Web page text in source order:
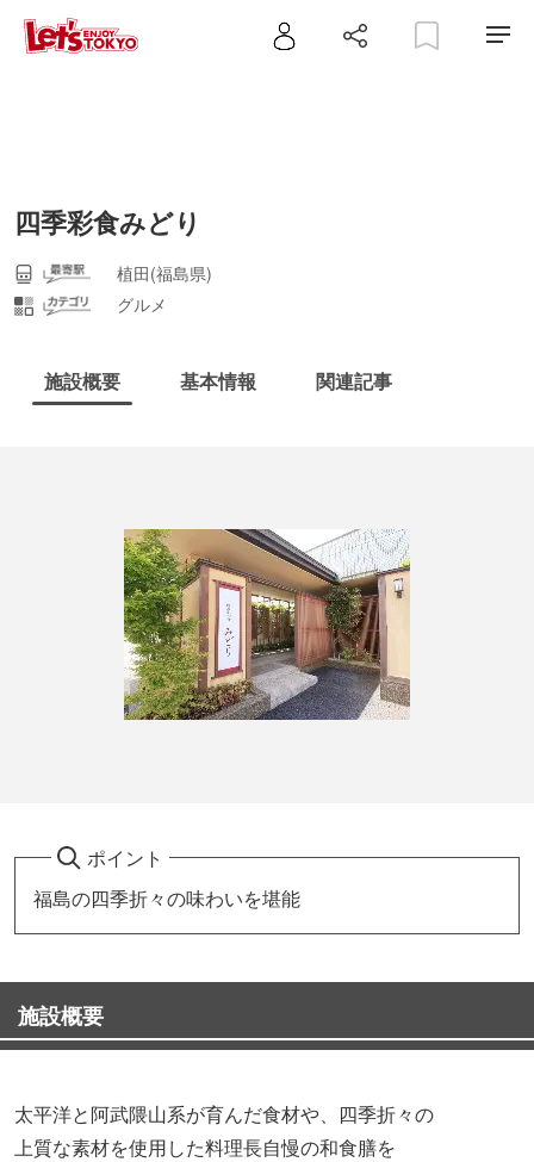
四季彩食みどり
植田(福島県)
グルメ
施設概要 基本情報 関連記事
ポイント
福島の四季折々の味わいを堪能
施設概要
太平洋と阿武隈山系が育んだ食材や、四季折々の
上質な素材を使用した料理長自慢の和食膳を